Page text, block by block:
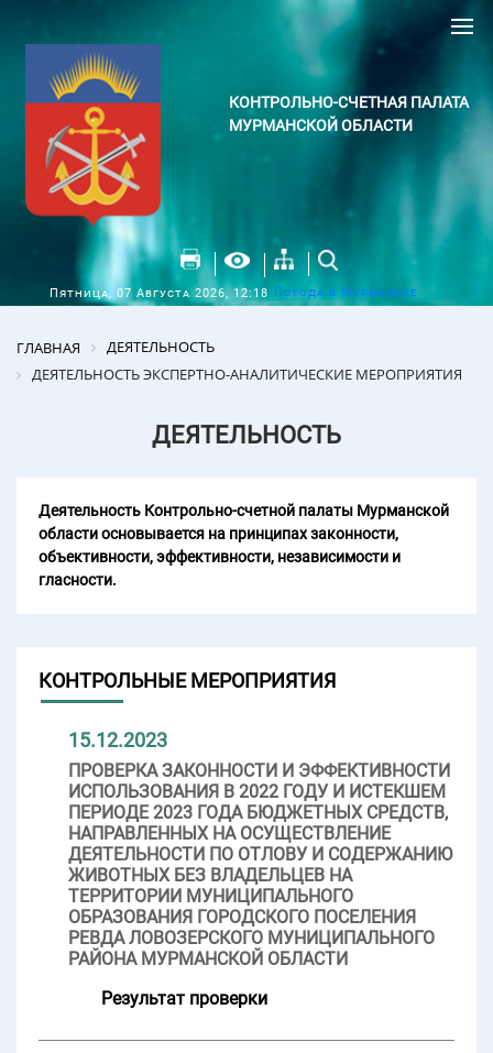
КОНТРОЛЬНО-СЧЕТНАЯ ПАЛАТА
МУРМАНСКОЙ ОБЛАСТИ
Пятница, 07 Августа 2026, 12:18 Погода в Мурманске
ГЛАВНАЯ
ДЕЯТЕЛЬНОСТЬ
ДЕЯТЕЛЬНОСТЬ ЭКСПЕРТНО-АНАЛИТИЧЕСКИЕ МЕРОПРИЯТИЯ
ДЕЯТЕЛЬНОСТЬ
Деятельность Контрольно-счетной палаты Мурманской
области основывается на принципах законности,
объективности, эффективности, независимости и
гласности.
КОНТРОЛЬНЫЕ МЕРОПРИЯТИЯ
15.12.2023
ПРОВЕРКА ЗАКОННОСТИ И ЭФФЕКТИВНОСТИ
ИСПОЛЬЗОВАНИЯ В 2022 ГОДУ И ИСТЕКШЕМ
ПЕРИОДЕ 2023 ГОДА БЮДЖЕТНЫХ СРЕДСТВ,
НАПРАВЛЕННЫХ НА ОСУЩЕСТВЛЕНИЕ
ДЕЯТЕЛЬНОСТИ ПО ОТЛОВУ И СОДЕРЖАНИЮ
ЖИВОТНЫХ БЕЗ ВЛАДЕЛЬЦЕВ НА
ТЕРРИТОРИИ МУНИЦИПАЛЬНОГО
ОБРАЗОВАНИЯ ГОРОДСКОГО ПОСЕЛЕНИЯ
РЕВДА ЛОВОЗЕРСКОГО МУНИЦИПАЛЬНОГО
РАЙОНА МУРМАНСКОЙ ОБЛАСТИ
Результат проверки